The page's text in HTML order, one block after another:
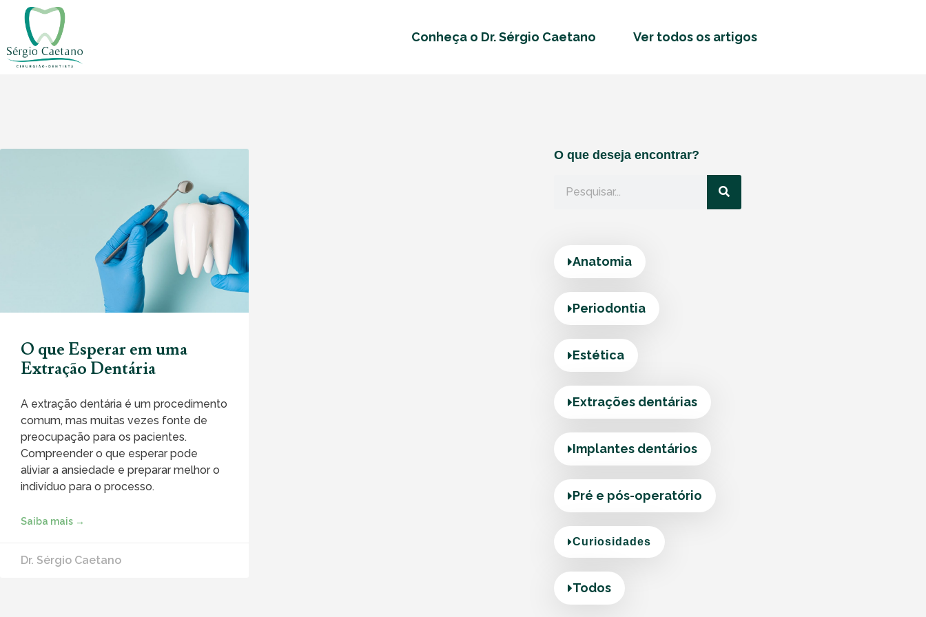
Conheça o Dr. Sérgio Caetano Ver todos os artigos
O que Esperar em uma
Extração Dentária
A extração dentária é um procedimento
comum, mas muitas vezes fonte de
preocupação para os pacientes.
Compreender o que esperar pode
aliviar a ansiedade e preparar melhor o
indivíduo para o processo.
Saiba mais →
Dr. Sérgio Caetano
O que deseja encontrar?
Anatomia
Periodontia
Estética
Extrações dentárias
Implantes dentários
Pré e pós-operatório
Curiosidades
Todos